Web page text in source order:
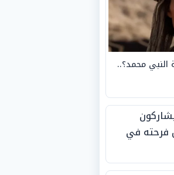
محمد؟..
فرحته في